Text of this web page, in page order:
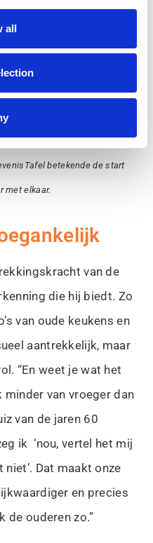
all
betekende de start
met elkaar.
van de
die hij biedt. Zo
van oude keukens en
aantrekkelijk, maar
“En weet je wat het
van vroeger dan
van de jaren 60
ik ‘nou, vertel het mij
Dat maakt onze
en precies
de ouderen zo.”